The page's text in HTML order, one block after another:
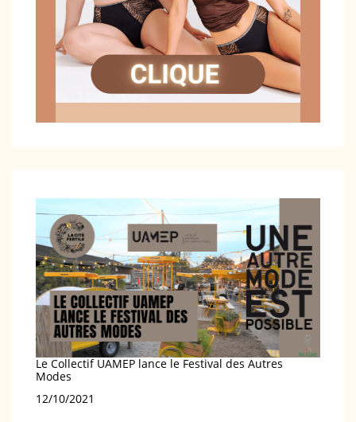
Le Collectif UAMEP lance le Festival des Autres
Modes
Date
12/10/2021